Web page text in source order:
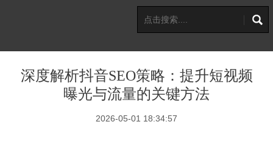
深度解析抖音SEO策略：提升短视频
曝光与流量的关键方法
2026-05-01 18:34:57